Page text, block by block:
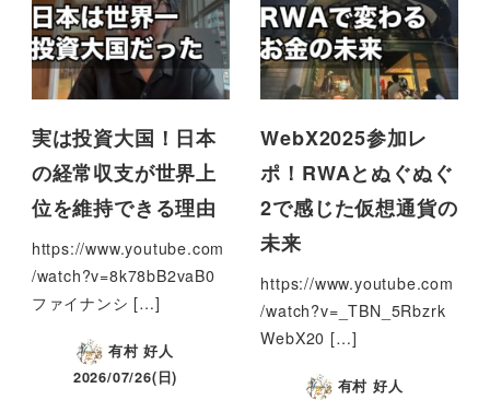
実は投資大国！日本
の経常収支が世界上
位を維持できる理由
https://www.youtube.com
/watch?v=8k78bB2vaB0
ファイナンシ […]
有村 好人
2026/07/26(日)
WebX2025参加レ
ポ！RWAとぬぐぬぐ
2で感じた仮想通貨の
未来
https://www.youtube.com
/watch?v=_TBN_5Rbzrk
WebX20 […]
有村 好人